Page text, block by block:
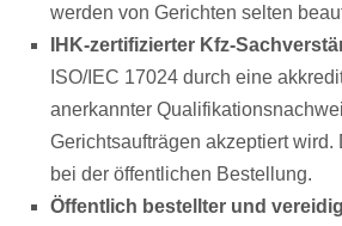
werden von Gerichten selten
IHK-zertifizierter Kfz-
ISO/IEC 17024 durch eine
anerkannter
Gerichtsaufträgen akzeptiert
bei der öffentlichen Bestellung.
Öffentlich bestellter und